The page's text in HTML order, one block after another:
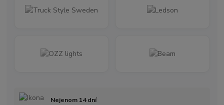
Nejenom 14 dní